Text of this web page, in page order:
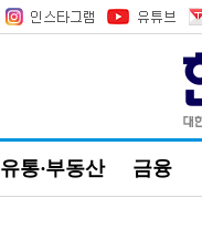
유통·부동산 금융